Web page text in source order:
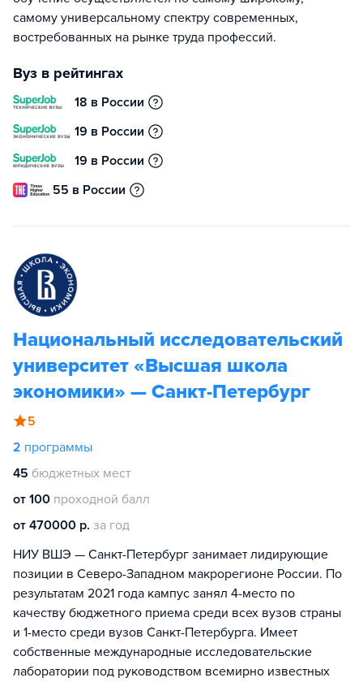
самому универсальному спектру современных,
востребованных на рынке труда профессий.
Вуз в рейтингах
18 в России
19 в России
19 в России
55 в России
Национальный исследовательский
университет «Высшая школа
экономики» — Санкт-Петербург
5
2 программы
45 бюджетных мест
от 100 проходной балл
от 470000 р. за год
НИУ ВШЭ — Санкт-Петербург занимает лидирующие
позиции в Северо-Западном макрорегионе России. По
результатам 2021 года кампус занял 4-место по
качеству бюджетного приема среди всех вузов страны
и 1-место среди вузов Санкт-Петербурга. Имеет
собственные международные исследовательские
лаборатории под руководством всемирно известных